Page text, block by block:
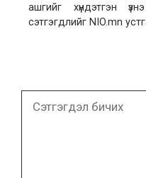
ашгийг хүндэтгэн
сэтгэгдлийг NIO.mn